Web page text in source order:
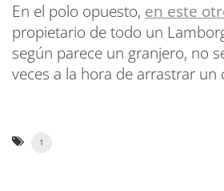
En el polo opuesto, en este
propietario de todo un
según parece un granjero, no
veces a la hora de arrastrar un
1